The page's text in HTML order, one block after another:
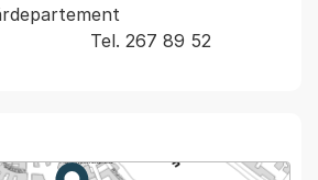
Tel. 267 89 52